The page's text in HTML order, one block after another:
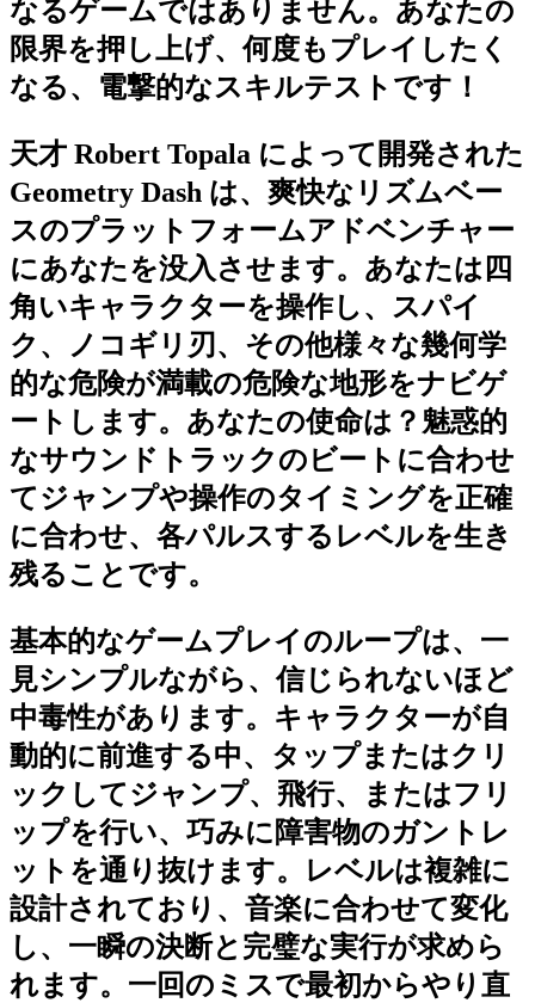
なるゲームではありません。あなたの
限界を押し上げ、何度もプレイしたく
なる、電撃的なスキルテストです！
天才 Robert Topala によって開発された
Geometry Dash は、爽快なリズムベー
スのプラットフォームアドベンチャー
にあなたを没入させます。あなたは四
角いキャラクターを操作し、スパイ
ク、ノコギリ刃、その他様々な幾何学
的な危険が満載の危険な地形をナビゲ
ートします。あなたの使命は？魅惑的
なサウンドトラックのビートに合わせ
てジャンプや操作のタイミングを正確
に合わせ、各パルスするレベルを生き
残ることです。
基本的なゲームプレイのループは、一
見シンプルながら、信じられないほど
中毒性があります。キャラクターが自
動的に前進する中、タップまたはクリ
ックしてジャンプ、飛行、またはフリ
ップを行い、巧みに障害物のガントレ
ットを通り抜けます。レベルは複雑に
設計されており、音楽に合わせて変化
し、一瞬の決断と完璧な実行が求めら
れます。一回のミスで最初からやり直